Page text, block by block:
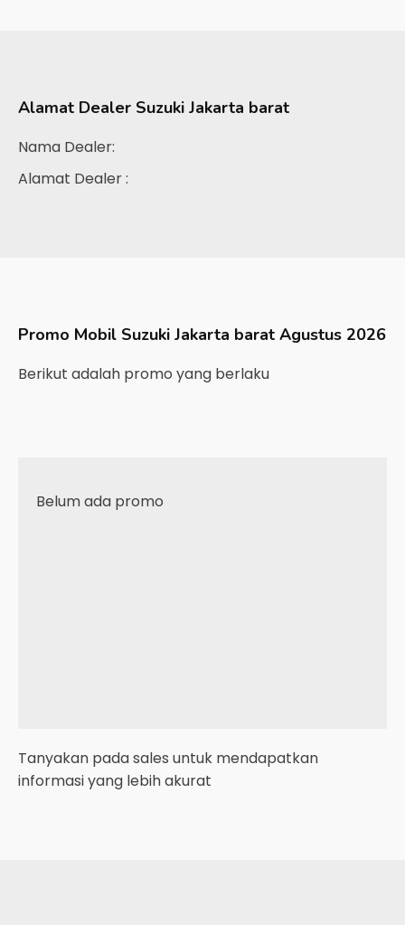
Alamat Dealer Suzuki Jakarta barat
Nama Dealer:
Alamat Dealer :
Promo Mobil Suzuki Jakarta barat Agustus 2026
Berikut adalah promo yang berlaku
Belum ada promo
Tanyakan pada sales untuk mendapatkan
informasi yang lebih akurat